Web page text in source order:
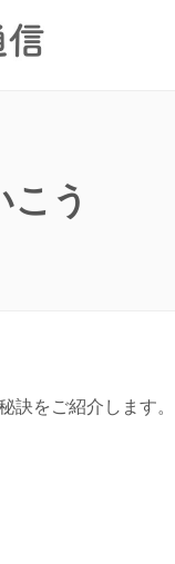
こう
訣をご紹介します。